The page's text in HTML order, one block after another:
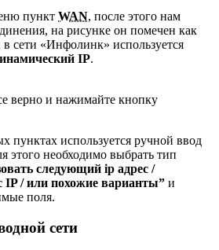
пункт WAN, после этого нам
на рисунке он помечен как
в сети «Инфолинк» используется
IP.
верно и нажимайте кнопку
пунктах используется ручной ввод
этого необходимо выбрать тип
следующий ip адрес /
IP / или похожие варианты” и
поля.
сети